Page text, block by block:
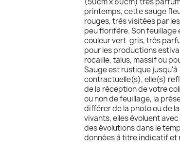
printemps, cette sauge
rouges, très visitées par
peu florifère. Son feuillage
couleur vert-gris, très
pour les productions
rocaille, talus, massif ou
Sauge est rustique
contractuelle(s), elle(s)
de la réception de votre
ou non de feuillage, la
différer de la photo ou de
vivants, elles évoluent
des évolutions dans le
données à titre indicatif et